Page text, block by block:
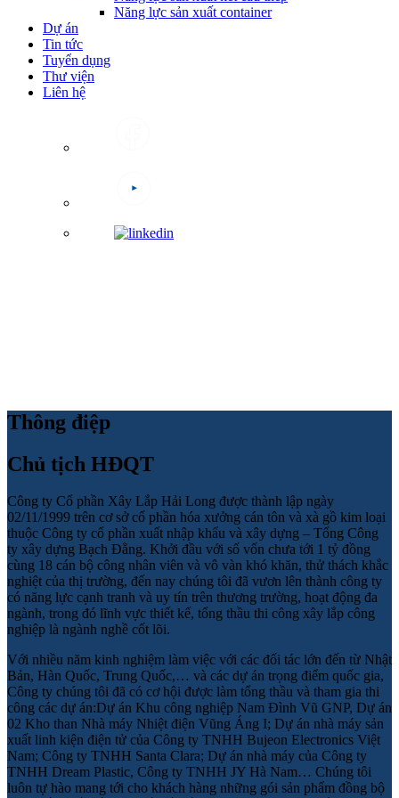
Năng lực sản xuất container
Dự án
Tin tức
Tuyển dụng
Thư viện
Liên hệ
Thông điệp
Chủ tịch HĐQT
Công ty Cổ phần Xây Lắp Hải Long được thành lập ngày
02/11/1999 trên cơ sở cổ phần hóa xưởng cán tôn và xà gồ kim loại
thuộc Công ty cổ phần xuất nhập khẩu và xây dựng – Tổng Công
ty xây dựng Bạch Đằng. Khởi đầu với số vốn chưa tới 1 tỷ đồng
cùng 18 cán bộ công nhân viên và vô vàn khó khăn, thử thách khắc
nghiệt của thị trường, đến nay chúng tôi đã vươn lên thành công ty
có năng lực cạnh tranh và uy tín trên thương trường, hoạt động đa
ngành, trong đó lĩnh vực thiết kế, tổng thầu thi công xây lắp công
nghiệp là ngành nghề cốt lõi.
Với nhiều năm kinh nghiệm làm việc với các đối tác lớn đến từ Nhật
Bản, Hàn Quốc, Trung Quốc,… và các dự án trọng điểm quốc gia,
Công ty chúng tôi đã có cơ hội được làm tổng thầu và tham gia thi
công các dự án:Dự án Khu công nghiệp Nam Đình Vũ GNP, Dự án
02 Kho than Nhà máy Nhiệt điện Vũng Áng I; Dự án nhà máy sản
xuất linh kiện điện tử của Công ty TNHH Bujeon Electronics Việt
Nam; Công ty TNHH Santa Clara; Dự án nhà máy của Công ty
TNHH Dream Plastic, Công ty TNHH JY Hà Nam… Chúng tôi
luôn tự hào mang tới cho khách hàng những gói sản phẩm đồng bộ